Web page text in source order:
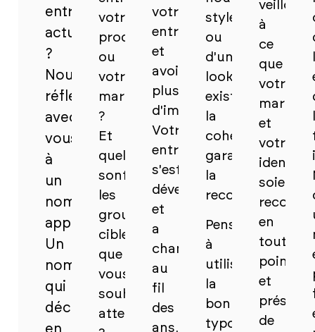
entreprise
actuelle
?
Nous
réfléchissons
avec
vous
à
un
nom
approprié.
Un
nom
qui
décrit
en
votre
produit
ou
votre
marque
?
Et
quels
sont
les
groupes
cibles
que
vous
souhaitez
atteindre
votre
entreprise
et
avoir
plus
d'impact.
Votre
entreprise
s'est
développée
et
a
changé
au
fil
des
ans,
style
ou
d'un
look
existant,
la
cohérence
garantit
la
reconnaissance.
Pensez
à
utiliser
la
bonne
typographie,
veillons
à
ce
que
votre
marque
et
votre
identité
soient
en
tout
point
et
de